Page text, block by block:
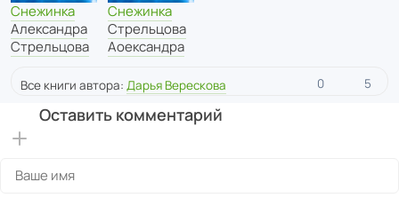
Снежинка
Александра
Стрельцова
Снежинка
Стрельцова
Аоександра
Все книги автора: Дарья Верескова 0 5
Оставить комментарий